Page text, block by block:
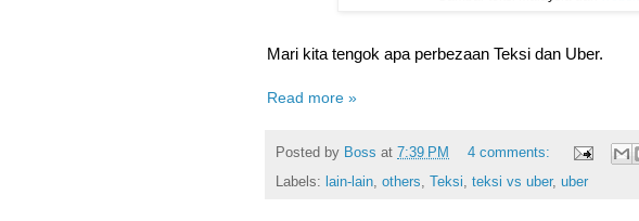
Mari kita tengok apa perbezaan Teksi dan Uber.
Read more »
Posted by Boss at 7:39 PM
4 comments:
Labels: lain-lain others Teksi teksi vs uber, uber